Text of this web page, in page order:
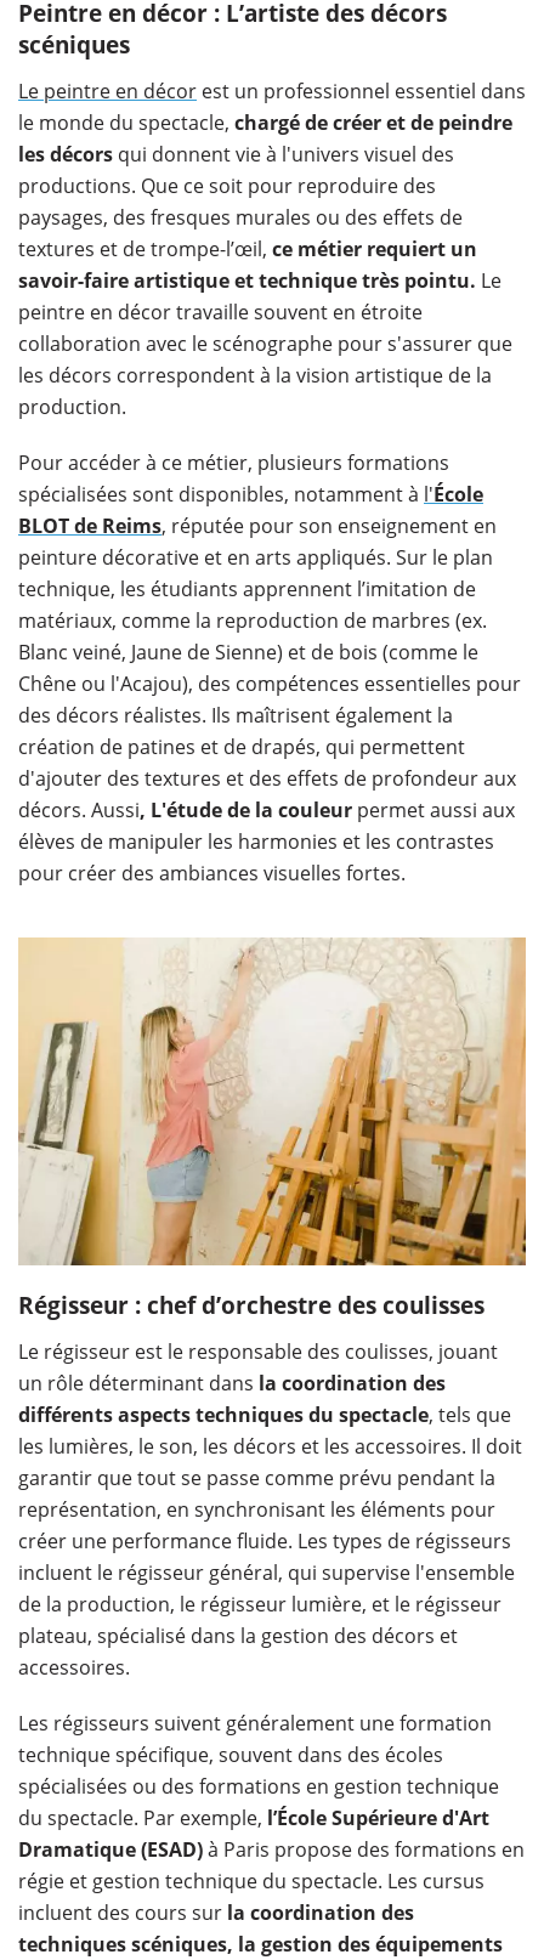
Peintre en décor : L’artiste des décors
scéniques
Le peintre en décor est un professionnel essentiel dans
le monde du spectacle, chargé de créer et de peindre
les décors qui donnent vie à l'univers visuel des
productions. Que ce soit pour reproduire des
paysages, des fresques murales ou des effets de
textures et de trompe-l’œil, ce métier requiert un
savoir-faire artistique et technique très pointu. Le
peintre en décor travaille souvent en étroite
collaboration avec le scénographe pour s'assurer que
les décors correspondent à la vision artistique de la
production.
Pour accéder à ce métier, plusieurs formations
spécialisées sont disponibles, notamment à l'École
BLOT de Reims, réputée pour son enseignement en
peinture décorative et en arts appliqués. Sur le plan
technique, les étudiants apprennent l’imitation de
matériaux, comme la reproduction de marbres (ex.
Blanc veiné, Jaune de Sienne) et de bois (comme le
Chêne ou l'Acajou), des compétences essentielles pour
des décors réalistes. Ils maîtrisent également la
création de patines et de drapés, qui permettent
d'ajouter des textures et des effets de profondeur aux
décors. Aussi, L'étude de la couleur permet aussi aux
élèves de manipuler les harmonies et les contrastes
pour créer des ambiances visuelles fortes.
Régisseur : chef d’orchestre des coulisses
Le régisseur est le responsable des coulisses, jouant
un rôle déterminant dans la coordination des
différents aspects techniques du spectacle, tels que
les lumières, le son, les décors et les accessoires. Il doit
garantir que tout se passe comme prévu pendant la
représentation, en synchronisant les éléments pour
créer une performance fluide. Les types de régisseurs
incluent le régisseur général, qui supervise l'ensemble
de la production, le régisseur lumière, et le régisseur
plateau, spécialisé dans la gestion des décors et
accessoires.
Les régisseurs suivent généralement une formation
technique spécifique, souvent dans des écoles
spécialisées ou des formations en gestion technique
du spectacle. Par exemple, l’École Supérieure d'Art
Dramatique (ESAD)à Paris propose des formations en
régie et gestion technique du spectacle. Les cursus
incluent des cours sur la coordination des
techniques scéniques, la gestion des équipements